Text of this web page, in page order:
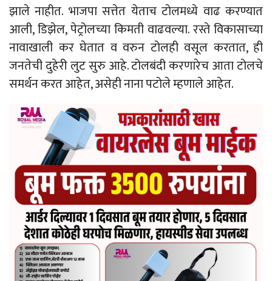
झाले नाहीत. भाजपा सत्तेत येताच टोलमध्ये वाढ करण्यात
आली, डिझेल, पेट्रोलच्या किमती वाढवल्या. रस्ते विकासाच्या
नावाखाली कर घेतात व वरुन टोलही वसूल करतात, ही
जनतेची दुहेरी लुट सुरु आहे. टोलबंदी करणारेच आता टोलचे
समर्थन करत आहेत, असेही नाना पटोले म्हणाले आहेत.